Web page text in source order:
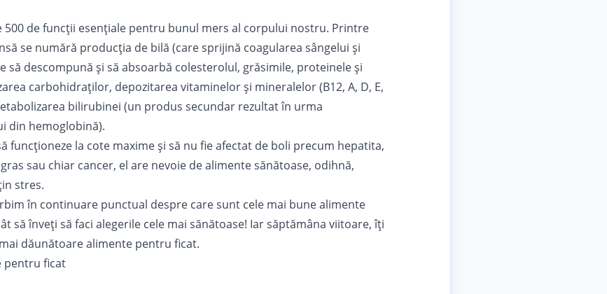
500 de funcţii esenţiale pentru bunul mers al corpului nostru. Printre
se numără producţia de bilă (care sprijină coagularea sângelui şi
să descompună şi să absoarbă colesterolul, grăsimile, proteinele şi
carbohidraţilor, depozitarea vitaminelor şi mineralelor (B12, A, D, E,
bilirubinei (un produs secundar rezultat în urma
din hemoglobină).
funcţioneze la cote maxime şi să nu fie afectat de boli precum hepatita,
sau chiar cancer, el are nevoie de alimente sănătoase, odihnă,
stres.
în continuare punctual despre care sunt cele mai bune alimente
să înveţi să faci alegerile cele mai sănătoase! Iar săptămâna viitoare, îți
dăunătoare alimente pentru ficat.
pentru ficat